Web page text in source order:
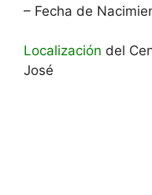
– Fecha de
Localización del
José